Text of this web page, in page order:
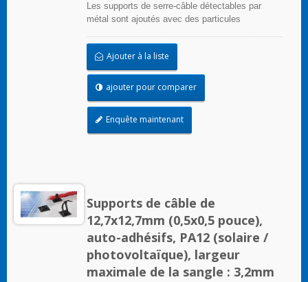
Les supports de serre-câble détectables par
métal sont ajoutés avec des particules
équipement de détection de métaux. Même de
petits fragments peuvent être détectés. Cela
peut principalement résoudre le problème des
polluants et des corps étrangers entrant dans le
des boissons, l'industrie pharmaceutique et
médicale. Les supports de serre-câble
détectables par métal sont conformes aux
Ajouter à la liste
ajouter pour comparer
Enquête maintenant
Supports de câble de
12,7x12,7mm (0,5x0,5 pouce),
auto-adhésifs, PA12 (solaire /
photovoltaïque), largeur
maximale de la sangle : 3,2mm